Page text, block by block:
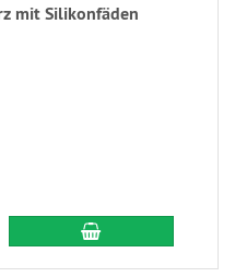
mit Silikonfäden